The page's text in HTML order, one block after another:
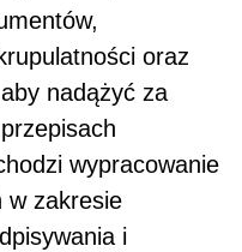
oraz
nadążyć za
wypracowanie
w zakresie
i